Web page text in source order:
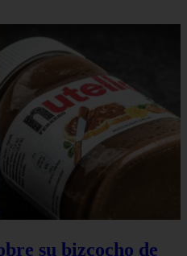
su bizcocho de